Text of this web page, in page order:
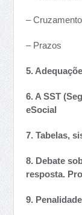
–
– Prazos
5.
6. A SST
eSocial
7. Tabelas,
8. Debate
resposta.
9.